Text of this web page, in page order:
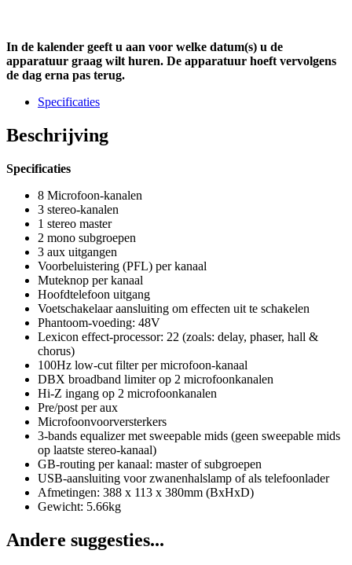
In de kalender geeft u aan voor welke datum(s) u de
apparatuur graag wilt huren. De apparatuur hoeft vervolgens
de dag erna pas terug.
Specificaties
Beschrijving
Specificaties
8 Microfoon-kanalen
3 stereo-kanalen
1 stereo master
2 mono subgroepen
3 aux uitgangen
Voorbeluistering (PFL) per kanaal
Muteknop per kanaal
Hoofdtelefoon uitgang
Voetschakelaar aansluiting om effecten uit te schakelen
Phantoom-voeding: 48V
Lexicon effect-processor: 22 (zoals: delay, phaser, hall &
chorus)
100Hz low-cut filter per microfoon-kanaal
DBX broadband limiter op 2 microfoonkanalen
Hi-Z ingang op 2 microfoonkanalen
Pre/post per aux
Microfoonvoorversterkers
3-bands equalizer met sweepable mids (geen sweepable mids
op laatste stereo-kanaal)
GB-routing per kanaal: master of subgroepen
USB-aansluiting voor zwanenhalslamp of als telefoonlader
Afmetingen: 388 x 113 x 380mm (BxHxD)
Gewicht: 5.66kg
Andere suggesties...